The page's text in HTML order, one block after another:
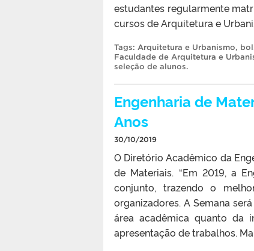
estudantes regularmente
cursos de Arquitetura e
Tags: Arquitetura e Urbanismo,
Faculdade de Arquitetura e
seleção de alunos.
Engenharia de
Anos
30/10/2019
O Diretório Acadêmico da
de Materiais. “Em 2019, a
conjunto, trazendo o
organizadores. A Semana
área acadêmica quanto da
apresentação de trabalhos.